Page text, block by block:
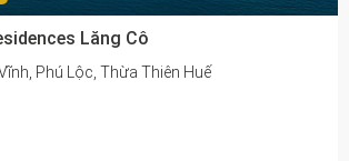
Lăng Cô
Phú Lộc, Thừa Thiên Huế